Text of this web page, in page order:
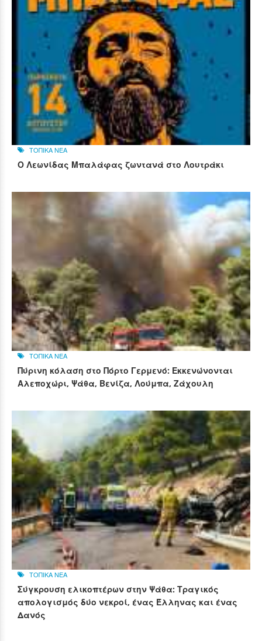
ΤΟΠΙΚΑ ΝΕΑ
Ο Λεωνίδας Μπαλάφας ζωντανά στο Λουτράκι
ΤΟΠΙΚΑ ΝΕΑ
Πύρινη κόλαση στο Πόρτο Γερμενό: Εκκενώνονται
Αλεποχώρι, Ψάθα, Βενίζα, Λούμπα, Ζάχουλη
ΤΟΠΙΚΑ ΝΕΑ
Σύγκρουση ελικοπτέρων στην Ψάθα: Τραγικός
απολογισμός δύο νεκροί, ένας Έλληνας και ένας
Δανός